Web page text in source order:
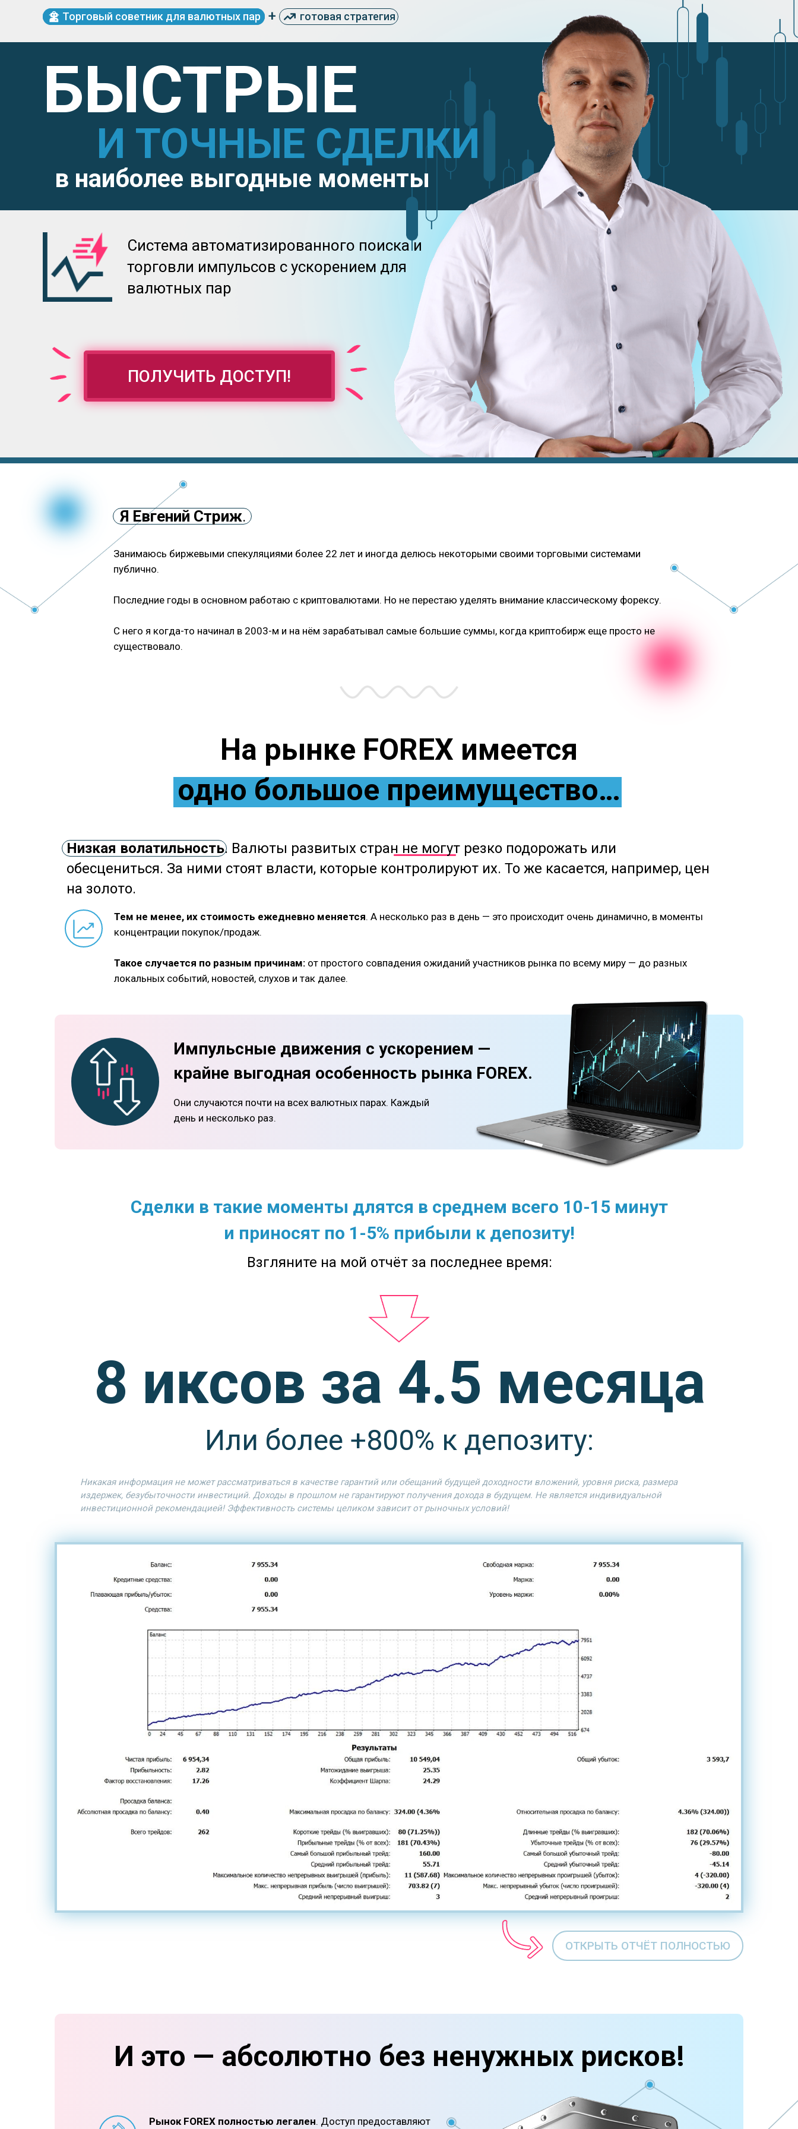
+
Торговый советник для валютных пар
Система автоматизированного поиска и
торговли импульсов с ускорением для
валютных пар
И ТОЧНЫЕ СДЕЛКИ
БЫСТРЫЕ
в наиболее выгодные моменты
готовая стратегия
ПОЛУЧИТЬ ДОСТУП!
Я Евгений Стриж.
Занимаюсь биржевыми спекуляциями более 22 лет и иногда делюсь некоторыми своими торговыми системами
публично.
Последние годы в основном работаю с криптовалютами. Но не перестаю уделять внимание классическому форексу.
С него я когда-то начинал в 2003-м и на нём зарабатывал самые большие суммы, когда криптобирж еще просто не
существовало.
На рынке FOREX имеется
одно большое преимущество…
Сделки в такие моменты длятся в среднем всего 10-15 минут
и приносят по 1-5% прибыли к депозиту!
Импульсные движения с ускорением —
крайне выгодная особенность рынка FOREX.
Взгляните на мой отчёт за последнее время:
Они случаются почти на всех валютных парах. Каждый
день и несколько раз.
Тем не менее, их стоимость ежедневно меняется. А несколько раз в день — это происходит очень динамично, в моменты
концентрации покупок/продаж.
Такое случается по разным причинам: от простого совпадения ожиданий участников рынка по всему миру — до разных
локальных событий, новостей, слухов и так далее.
Низкая волатильность. Валюты развитых стран не могут резко подорожать или
обесцениться. За ними стоят власти, которые контролируют их. То же касается, например, цен
на золото.
8 иксов за 4.5 месяца
Или более +800% к депозиту:
Никакая информация не может рассматриваться в качестве гарантий или обещаний будущей доходности вложений, уровня риска, размера
издержек, безубыточности инвестиций. Доходы в прошлом не гарантируют получения дохода в будущем. Не является индивидуальной
инвестиционной рекомендацией! Эффективность системы целиком зависит от рыночных условий!
ОТКРЫТЬ ОТЧЁТ ПОЛНОСТЬЮ
И это — абсолютно без ненужных рисков!
Рынок FOREX полностью легален. Доступ предоставляют